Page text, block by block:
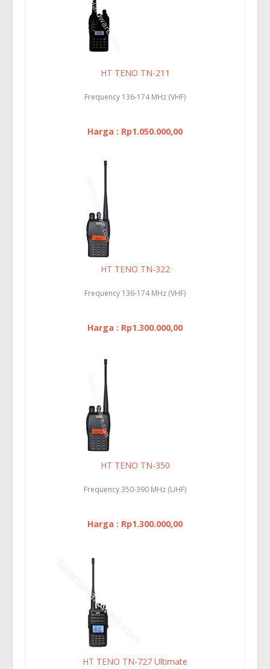
HT TENO TN-211
Frequency 136-174 MHz (VHF)
Harga : Rp1.050.000,00
HT TENO TN-322
Frequency 136-174 MHz (VHF)
Harga : Rp1.300.000,00
HT TENO TN-350
Frequency 350-390 MHz (UHF)
Harga : Rp1.300.000,00
HT TENO TN-727 Ultimate